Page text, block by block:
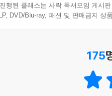
되지 않는 이유는
있을 뿐이지 누구나 기분을 드
어진다. 나쁜 기분은 순간이지
행된 클래스는 사락 독서모임 게시
DVD/Blu-ray, 패션 및 판매금지 상
175